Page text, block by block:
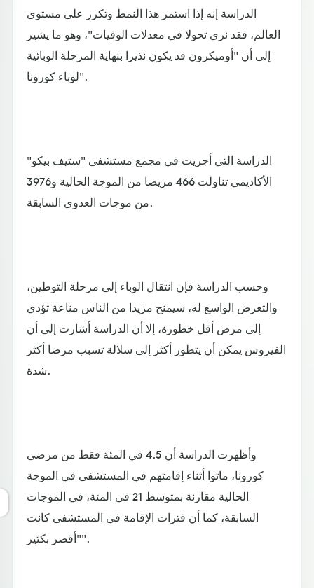
الدراسة إنه إذا استمر هذا النمط وتكرر على مستوى
العالم، فقد نرى تحولا في معدلات الوفيات"، وهو ما يشير
إلى أن "أوميكرون قد يكون نذيرا بنهاية المرحلة الوبائية
لوباء كورونا".
الدراسة التي أجريت في مجمع مستشفى "ستيف بيكو"
الأكاديمي تناولت 466 مريضا من الموجة الحالية و3976
من موجات العدوى السابقة.
وحسب الدراسة فإن انتقال الوباء إلى مرحلة التوطين،
والتعرض الواسع له، سيمنح مزيدا من الناس مناعة تؤدي
إلى مرض أقل خطورة، إلا أن الدراسة أشارت إلى أن
الفيروس يمكن أن يتطور أكثر إلى سلالة تسبب مرضا أكثر
شدة.
وأظهرت الدراسة أن 4.5 في المئة فقط من مرضى
كورونا، ماتوا أثناء إقامتهم في المستشفى في الموجة
الحالية مقارنة بمتوسط ​​21 في المئة، في الموجات
السابقة، كما أن فترات الإقامة في المستشفى كانت
"أقصر بكثير".